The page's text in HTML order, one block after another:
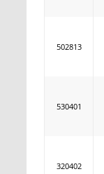
502813
530401
320402